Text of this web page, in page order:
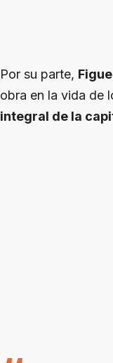
Por su parte,
obra en la vida de
integral de la